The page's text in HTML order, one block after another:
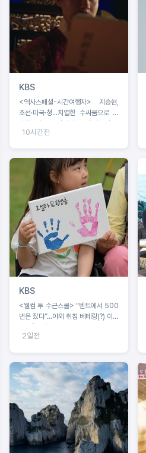
KBS
<역사스페셜-시간여행자> 지승현,
조선·미국·청...치열한 수싸움으로 탄
생한 ‘쇄국’ 조선의 첫 근대 외교전 시
기 조명
10시간전
KBS
<웰컴 투 수근스쿨> “텐트에서 500
번은 잤다”...야외 취침 베테랑(?) 이수
2일전